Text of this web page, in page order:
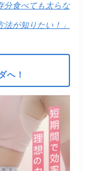
分食べても太らな
法が知りたい！」
へ！